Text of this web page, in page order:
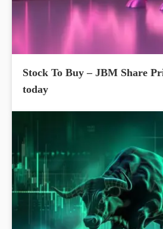
Stock To Buy – JBM Share
today